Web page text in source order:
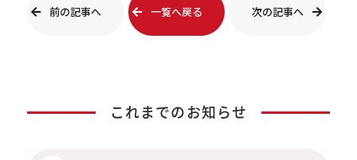
前の記事へ 一覧へ戻る 次の記事へ
これまでのお知らせ